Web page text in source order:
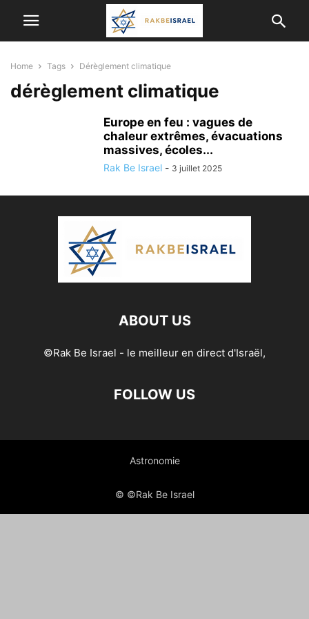
Home Tags Dérèglement climatique
dérèglement climatique
Europe en feu : vagues de
chaleur extrêmes, évacuations
massives, écoles...
Rak Be Israel - 3 juillet 2025
ABOUT US
©Rak Be Israel - le meilleur en direct d'Israël,
FOLLOW US
Astronomie
© ©Rak Be Israel